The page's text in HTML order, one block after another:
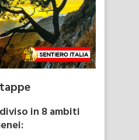
in 8 ambiti